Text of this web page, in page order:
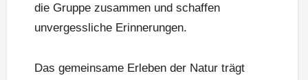
die Gruppe zusammen und schaffen
unvergessliche Erinnerungen.
Das gemeinsame Erleben der Natur trägt